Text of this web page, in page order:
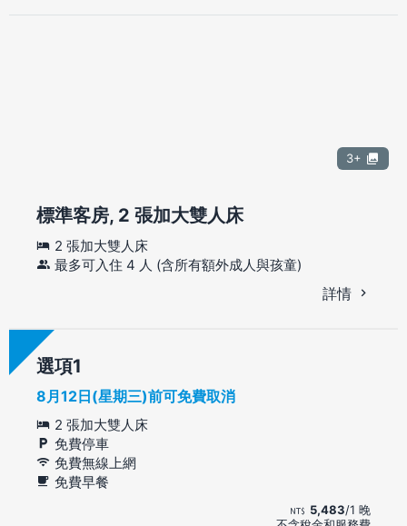
3+
標準客房, 2 張加大雙人床
2 張加大雙人床
最多可入住 4 人 (含所有額外成人與孩童)
詳情
選項
8月12日(星期三)前可免費取消
2 張加大雙人床
免費停車
免費無線上網
免費早餐
5,483/1 晚